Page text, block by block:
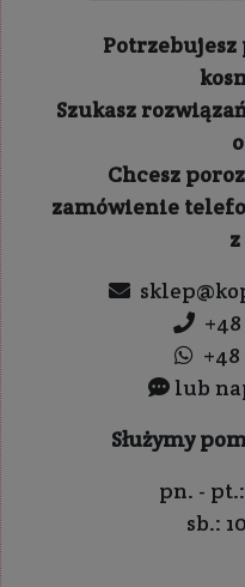
Potrzebujesz
Szukasz
Chcesz
zamówienie
+48
lub
Służymy
pn. -
sb.: